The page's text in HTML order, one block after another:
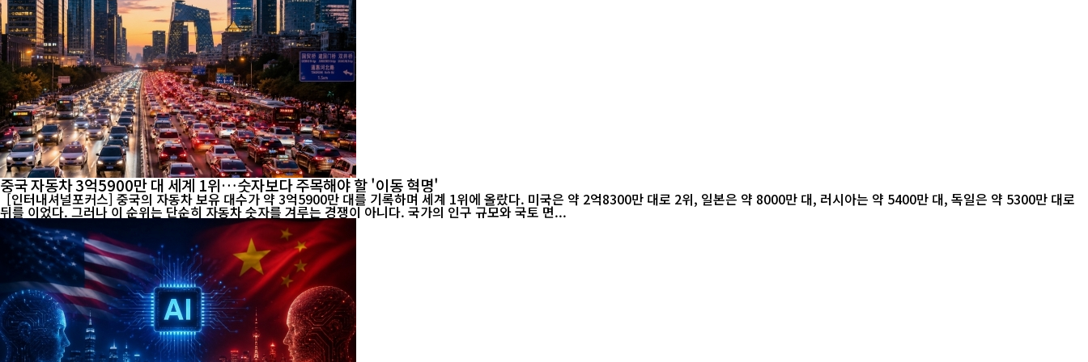
중국 자동차 3억5900만 대 세계 1위…숫자보다 주목해야 할 '이동 혁명'
[인터내셔널포커스] 중국의 자동차 보유 대수가 약 3억5900만 대를 기록하며 세계 1위에 올랐다. 미국은 약 2억8300만 대로 2위, 일본은 약 8000만 대, 러시아는 약 5400만 대, 독일은 약 5300만 대로
뒤를 이었다. 그러나 이 순위는 단순히 자동차 숫자를 겨루는 경쟁이 아니다. 국가의 인구 규모와 국토 면...